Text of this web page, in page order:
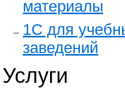
материалы
1С для
заведений
Услуги